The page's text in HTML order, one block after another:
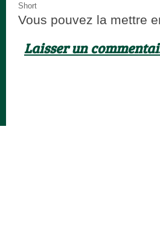
Short
Vous pouvez la mettre
Laisser un